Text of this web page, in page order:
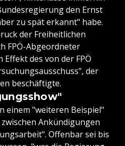
den Ernst
zu spät erkannt" habe.
der Freiheitlichen
FPÖ-Abgeordneter
des von der FPÖ
der
beschäftigte.
einem "weiteren Beispiel"
Ankündigungen
Offenbar sei bis